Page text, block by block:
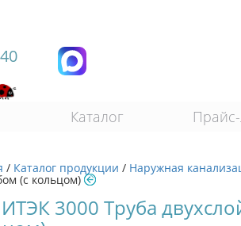
Каталог
/ Каталог продукции / Наружная
(с кольцом)
3000 Труба